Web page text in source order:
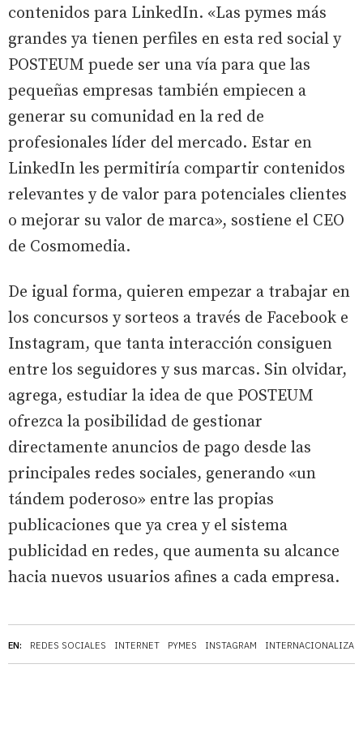
EN: REDES SOCIALES INTERNET PYMES INSTAGRAM
contenidos para LinkedIn. «Las pymes más
grandes ya tienen perfiles en esta red social y
POSTEUM puede ser una vía para que las
pequeñas empresas también empiecen a
generar su comunidad en la red de
profesionales líder del mercado. Estar en
LinkedIn les permitiría compartir contenidos
relevantes y de valor para potenciales clientes
o mejorar su valor de marca», sostiene el CEO
de Cosmomedia.
De igual forma, quieren empezar a trabajar en
los concursos y sorteos a través de Facebook e
Instagram, que tanta interacción consiguen
entre los seguidores y sus marcas. Sin olvidar,
agrega, estudiar la idea de que POSTEUM
ofrezca la posibilidad de gestionar
directamente anuncios de pago desde las
principales redes sociales, generando «un
tándem poderoso» entre las propias
publicaciones que ya crea y el sistema
publicidad en redes, que aumenta su alcance
hacia nuevos usuarios afines a cada empresa.